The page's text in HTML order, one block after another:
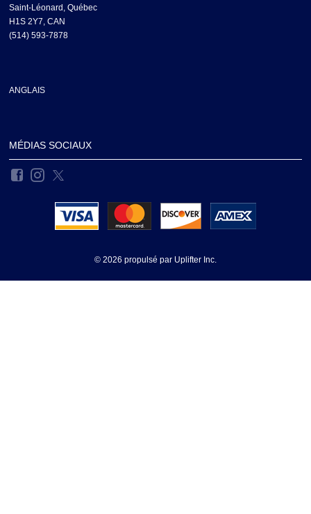
Saint-Léonard, Québec
H1S 2Y7, CAN
(514) 593-7878
ANGLAIS
MÉDIAS SOCIAUX
© 2026 propulsé par Uplifter Inc.